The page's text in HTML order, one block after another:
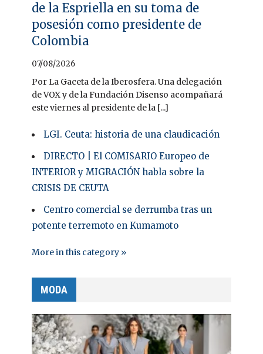
de la Espriella en su toma de
posesión como presidente de
Colombia
07/08/2026
Por La Gaceta de la Iberosfera. Una delegación
de VOX y de la Fundación Disenso acompañará
este viernes al presidente de la [...]
LGI. Ceuta: historia de una claudicación
DIRECTO | El COMISARIO Europeo de
INTERIOR y MIGRACIÓN habla sobre la
CRISIS DE CEUTA
Centro comercial se derrumba tras un
potente terremoto en Kumamoto
More in this category »
MODA